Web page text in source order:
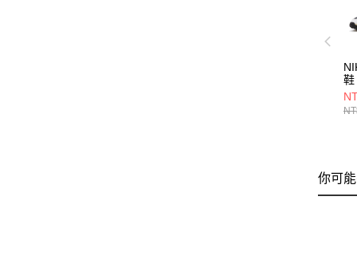
鞋
你可